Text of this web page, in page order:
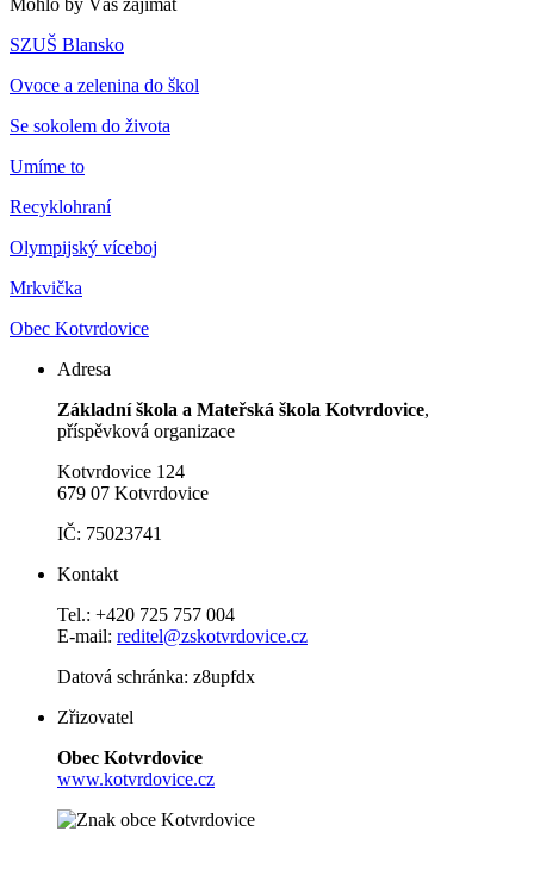
Mohlo by Vás zajímat
SZUŠ Blansko
Ovoce a zelenina do škol
Se sokolem do života
Umíme to
Recyklohraní
Olympijský víceboj
Mrkvička
Obec Kotvrdovice
Adresa
Základní škola a Mateřská škola Kotvrdovice,
příspěvková organizace
Kotvrdovice 124
679 07 Kotvrdovice
IČ: 75023741
Kontakt
Tel.: +420 725 757 004
E-mail: reditel@zskotvrdovice.cz
Datová schránka: z8upfdx
Zřizovatel
Obec Kotvrdovice
www.kotvrdovice.cz